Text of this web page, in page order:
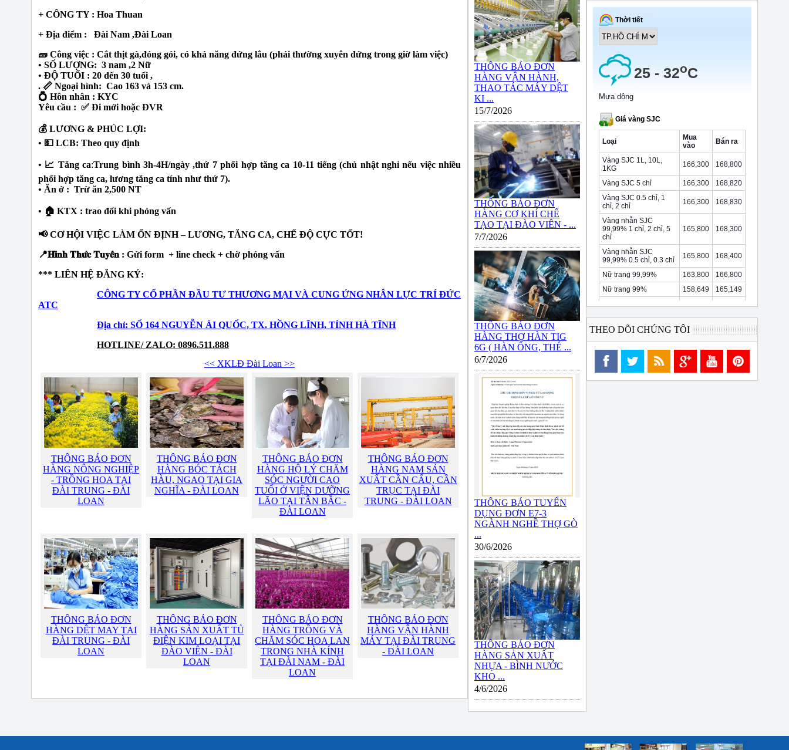
+ CÔNG TY : Hoa Thuan
+ Địa điểm : Đài Nam ,Đài Loan
🧱 Công việc : Cắt thịt gà,đóng gói, có khả năng đứng lâu (phải thường xuyên đứng trong giờ làm việc)
• SỐ LƯỢNG: 3 nam ,2 Nữ
• ĐỘ TUỔI : 20 đến 30 tuổi ,
. 📏 Ngoại hình: Cao 163 và 153 cm.
💍 Hôn nhân : KYC
Yêu cầu : ✅ Đi mới hoặc ĐVR
💰 LƯƠNG & PHÚC LỢI:
• 💵 LCB: Theo quy định
• 📈 Tăng ca:Trung bình 3h-4H/ngày ,thứ 7 phối hợp tăng ca 10-11 tiếng (chủ nhật nghỉ nếu việc nhiều
phối hợp tăng ca, lương tăng ca tính như thứ 7).
• Ăn ở : Trừ ăn 2,500 NT
• 🏠 KTX : trao đổi khi phỏng vấn
📢 CƠ HỘI VIỆC LÀM ỔN ĐỊNH – LƯƠNG, TĂNG CA, CHẾ ĐỘ CỰC TỐT!
📍𝐇𝐢̀𝐧𝐡 𝐓𝐡𝐮̛́𝐜 𝐓𝐮𝐲𝐞̂̉𝐧 : Gửi form + line check + chờ phỏng vấn
*** LIÊN HỆ ĐĂNG KÝ:
CÔNG TY CỔ PHẦN ĐẦU TƯ THƯƠNG MẠI VÀ CUNG ỨNG NHÂN LỰC TRÍ ĐỨC
ATC
Địa chỉ: SỐ 164 NGUYỄN ÁI QUỐC, TX. HỒNG LĨNH, TỈNH HÀ TĨNH
HOTLINE/ ZALO: 0896.511.888
<< XKLĐ Đài Loan >>
THÔNG BÁO ĐƠN
HÀNG NÔNG NGHIỆP
- TRỒNG HOA TẠI
ĐÀI TRUNG - ĐÀI
LOAN
THÔNG BÁO ĐƠN
HÀNG BÓC TÁCH
HÀU, NGAO TẠI GIA
NGHĨA - ĐÀI LOAN
THÔNG BÁO ĐƠN
HÀNG HỘ LÝ CHĂM
SÓC NGƯỜI CAO
TUỔI Ở VIỆN DƯỠNG
LÃO TẠI TÂN BẮC -
ĐÀI LOAN
THÔNG BÁO ĐƠN
HÀNG NAM SẢN
XUẤT CẦN CẨU, CẦN
TRỤC TẠI ĐÀI
TRUNG - ĐÀI LOAN
THÔNG BÁO ĐƠN
HÀNG DỆT MAY TẠI
ĐÀI TRUNG - ĐÀI
LOAN
THÔNG BÁO ĐƠN
HÀNG SẢN XUẤT TỦ
ĐIỆN KIM LOẠI TẠI
ĐÀO VIÊN - ĐÀI
LOAN
THÔNG BÁO ĐƠN
HÀNG TRỒNG VÀ
CHĂM SÓC HOA LAN
TRONG NHÀ KÍNH
TẠI ĐÀI NAM - ĐÀI
LOAN
THÔNG BÁO ĐƠN
HÀNG VẬN HÀNH
MÁY TẠI ĐÀI TRUNG
- ĐÀI LOAN
THÔNG BÁO ĐƠN
HÀNG VẬN HÀNH,
THAO TÁC MÁY DỆT
KI ...
15/7/2026
THÔNG BÁO ĐƠN
HÀNG CƠ KHÍ CHẾ
TẠO TẠI ĐÀO VIÊN - ...
7/7/2026
THÔNG BÁO ĐƠN
HÀNG THỢ HÀN TIG
6G ( HÀN ỐNG, THÉ ...
6/7/2026
THÔNG BÁO TUYỂN
DỤNG ĐƠN E7-3
NGÀNH NGHỀ THỢ GÒ
...
30/6/2026
THÔNG BÁO ĐƠN
HÀNG SẢN XUẤT
NHỰA - BÌNH NƯỚC
KHO ...
4/6/2026
THEO DÕI CHÚNG TÔI